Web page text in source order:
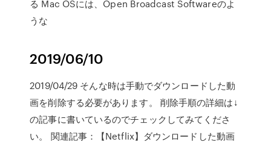
る Mac OSには、Open Broadcast Softwareのよ
うな
2019/06/10
2019/04/29 そんな時は手動でダウンロードした動
画を削除する必要があります。 削除手順の詳細は↓
の記事に書いているのでチェックしてみてくださ
い。 関連記事：【Netflix】ダウンロードした動画